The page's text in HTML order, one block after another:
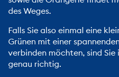
des Weges.
Falls Sie also einmal eine
Grünen mit einer
verbinden möchten, sind
genau richtig.